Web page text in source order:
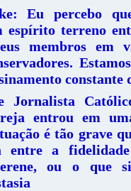
Eu percebo
espírito terreno
membros em
constante
Jornalista
entrou em
é tão grave
entre a
ou o que